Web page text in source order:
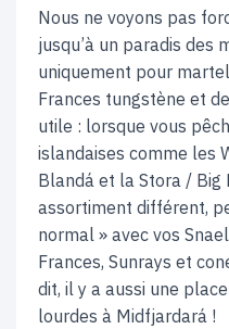
Nous ne voyons pas
jusqu’à un paradis des
uniquement pour
Frances tungstène et
utile : lorsque vous
islandaises comme les
Blandá et la Stora / Big
assortiment différent,
normal » avec vos
Frances, Sunrays et
dit, il y a aussi une
lourdes à Midfjardará !